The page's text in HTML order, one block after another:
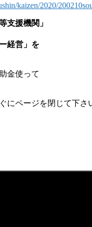
kaizen/2020/
支援機関」
経営」を
金使って
にページを閉じて下さ